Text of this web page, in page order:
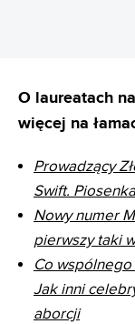
O laureatach
więcej na
Prowadzący
Swift.
Nowy numer
pierwszy taki
Co
Jak inni
aborcji